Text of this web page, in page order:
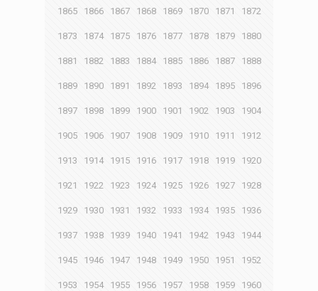
1865 1866 1867 1868 1869 1870 1871 1872
1873 1874 1875 1876 1877 1878 1879 1880
1881 1882 1883 1884 1885 1886 1887 1888
1889 1890 1891 1892 1893 1894 1895 1896
1897 1898 1899 1900 1901 1902 1903 1904
1905 1906 1907 1908 1909 1910 1911 1912
1913 1914 1915 1916 1917 1918 1919 1920
1921 1922 1923 1924 1925 1926 1927 1928
1929 1930 1931 1932 1933 1934 1935 1936
1937 1938 1939 1940 1941 1942 1943 1944
1945 1946 1947 1948 1949 1950 1951 1952
1953 1954 1955 1956 1957 1958 1959 1960